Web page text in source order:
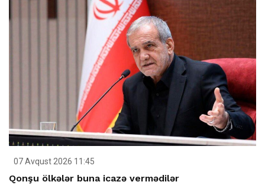
07 Avqust 2026 11:45
Qonşu ölkələr buna icazə vermədilər